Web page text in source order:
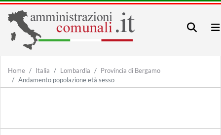
Home Italia Lombardia
Provincia di Bergamo
Andamento popolazione età sesso